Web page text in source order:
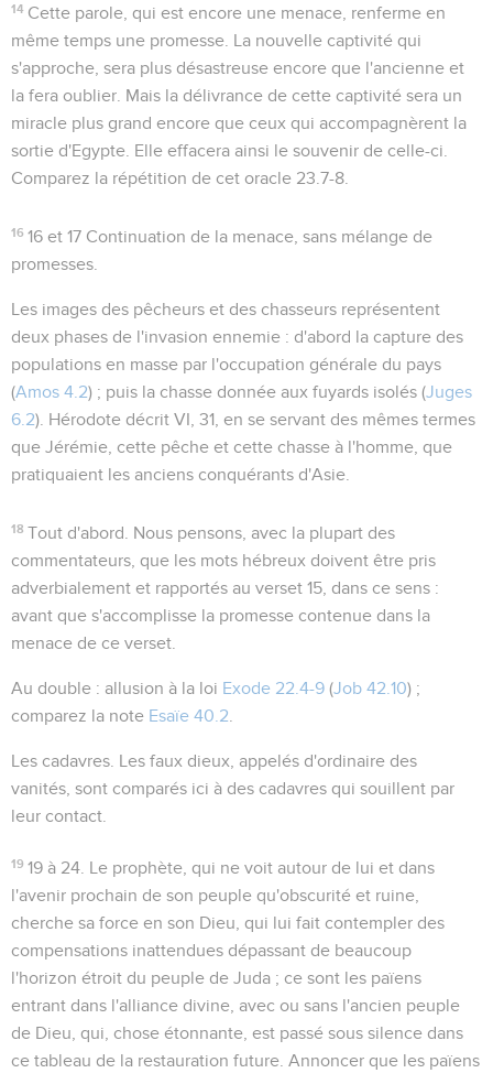
14 Cette parole, qui est encore une menace, renferme en
même temps une promesse. La nouvelle captivité qui
s'approche, sera plus désastreuse encore que l'ancienne et
la fera oublier. Mais la délivrance de cette captivité sera un
miracle plus grand encore que ceux qui accompagnèrent la
sortie d'Egypte. Elle effacera ainsi le souvenir de celle-ci.
Comparez la répétition de cet oracle 23.7-8
16 16 et 17 Continuation de la menace, sans mélange de
promesses.
Les images des pêcheurs et des chasseurs représentent
deux phases de l'invasion ennemie : d'abord la capture des
populations en masse par l'occupation générale du pays
(Amos 4.2) ; puis la chasse donnée aux fuyards isolés (Juges
6.2). Hérodote décrit VI, 31, en se servant des mêmes termes
que Jérémie, cette pêche et cette chasse à l'homme, que
pratiquaient les anciens conquérants d'Asie.
18 Tout d'abord . Nous pensons, avec la plupart des
commentateurs, que les mots hébreux doivent être pris
adverbialement et rapportés au verset 15, dans ce sens :
avant que s'accomplisse la promesse contenue dans la
menace de ce verset.
Au double : allusion à la loi Exode 22.4-9 (Job 42.10) ;
comparez la note Esaïe 40.2
Les cadavres . Les faux dieux, appelés d'ordinaire des
vanités , sont comparés ici à des cadavres qui souillent par
leur contact.
19 19 à 24 . Le prophète, qui ne voit autour de lui et dans
l'avenir prochain de son peuple qu'obscurité et ruine,
cherche sa force en son Dieu, qui lui fait contempler des
compensations inattendues dépassant de beaucoup
l'horizon étroit du peuple de Juda ; ce sont les païens
entrant dans l'alliance divine, avec ou sans l'ancien peuple
de Dieu, qui, chose étonnante, est passé sous silence dans
ce tableau de la restauration future. Annoncer que les païens